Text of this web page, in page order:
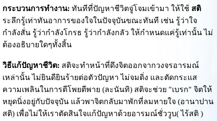
กระบวนการทำงาน: ทันทีที่ปัญหาชีวิตจู่โจมเข้ามา ให้ใช้ สติ
ระลึกรู้เท่าทันอาการของใจในปัจจุบันขณะทันที เช่น รู้ว่าใจ
กำลังสั่น รู้ว่ากำลังโกรธ รู้ว่ากำลังกลัว ให้กำหนดแค่รู้เท่านั้น ไม่
ต้องอธิบายใดๆทั้งสิ้น
วิธีแก้ปัญหาชีวิต: สติจะทำหน้าที่ดึงจิตออกจากวงจรอารมณ์
เหล่านั้น ไม่ยินดียินร้ายต่อตัวปัญหา ไม่จมดิ่ง และตัดกระแส
ความเพลินในการตีโพยตีพาย (ละนันทิ) สติจะช่วย "เบรก" จิตให้
หยุดนิ่งอยู่กับปัจจุบัน แล้วพาจิตกลับมาพักที่ลมหายใจ (อานาปาน
สติ) เพื่อไม่ให้เราตัดสินใจแก้ปัญหาด้วยอารมณ์ชั่ววูบ( ไร้สติ )